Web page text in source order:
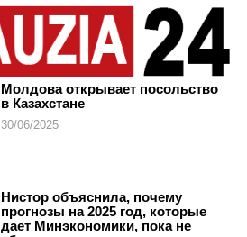
Молдова открывает посольство
в Казахстане
30/06/2025
Нистор объяснила, почему
прогнозы на 2025 год, которые
дает Минэкономики, пока не